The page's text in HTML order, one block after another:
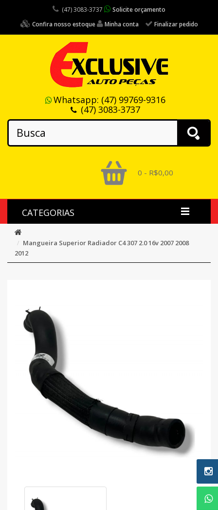
(47) 3083-3737
Solicite orçamento
Confira nosso estoque
Minha conta Finalizar pedido
Whatsapp: (47) 99769-9316
(47) 3083-3737
0 - R$0,00
CATEGORIAS
Mangueira Superior Radiador C4 307 2.0 16v 2007 2008
2012